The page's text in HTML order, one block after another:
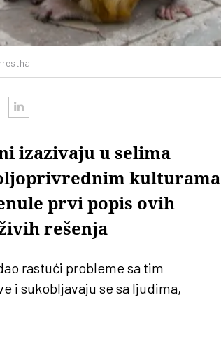
izazivaju u selima
kulturama
prvi popis ovih
rešenja
rastući probleme sa tim
i sukobljavaju se sa ljudima,